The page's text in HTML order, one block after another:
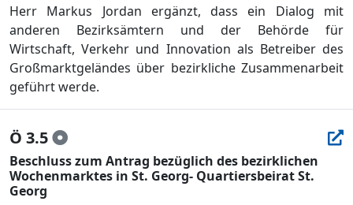
Herr Markus Jordan ergänzt, dass ein Dialog mit
anderen Bezirksämtern und der Behörde für
Wirtschaft, Verkehr und Innovation als Betreiber des
Großmarktgeländes über bezirkliche Zusammenarbeit
geführt werde.
Ö 3.5
Beschluss zum Antrag bezüglich des bezirklichen
Wochenmarktes in St. Georg- Quartiersbeirat St.
Georg